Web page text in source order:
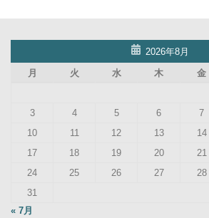
2026年8月
月
火 水 木 金
3
4 5 6 7
10
11 12 13 14
17
18 19 20 21
24
25 26 27 28
31
« 7月